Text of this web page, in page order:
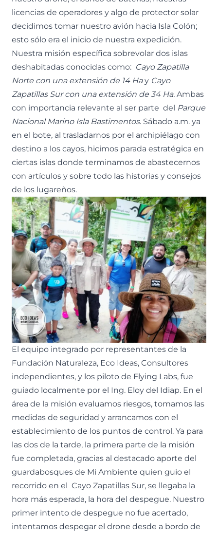
licencias de operadores y algo de protector solar
decidimos tomar nuestro avión hacia Isla Colón;
esto sólo era el inicio de nuestra expedición.
Nuestra misión específica sobrevolar dos islas
deshabitadas conocidas como: Cayo Zapatilla
Norte con una extensión de 14 Hay Cayo
Zapatillas Sur con una extensión de 34 Ha. Ambas
con importancia relevante al ser parte del Parque
Nacional Marino Isla Bastimentos. Sábado a.m. ya
en el bote, al trasladarnos por el archipiélago con
destino a los cayos, hicimos parada estratégica en
ciertas islas donde terminamos de abastecernos
con artículos y sobre todo las historias y consejos
de los lugareños.
El equipo integrado por representantes de la
Fundación Naturaleza, Eco Ideas, Consultores
independientes, y los piloto de Flying Labs, fue
guiado localmente por el Ing. Eloy del Idiap. En el
área de la misión evaluamos riesgos, tomamos las
medidas de seguridad y arrancamos con el
establecimiento de los puntos de control. Ya para
las dos de la tarde, la primera parte de la misión
fue completada, gracias al destacado aporte del
guardabosques de Mi Ambiente quien guio el
recorrido en el Cayo Zapatillas Sur, se llegaba la
hora más esperada, la hora del despegue. Nuestro
primer intento de despegue no fue acertado,
intentamos despegar el drone desde a bordo de